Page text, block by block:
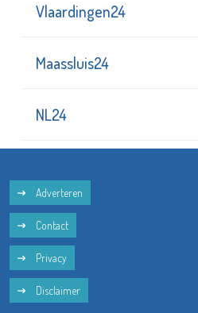
Vlaardingen24
Maassluis24
NL24
Adverteren
Contact
Privacy
Disclaimer